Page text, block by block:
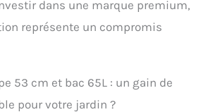
dans une marque premium,
représente un compromis
53 cm et bac 65L : un gain de
pour votre jardin ?